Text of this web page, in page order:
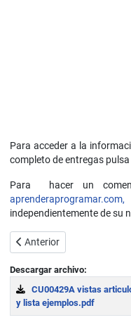
Para acceder a la
completo de entregas pulsa
Para hacer un
aprenderaprogramar.com,
independientemente de su
Artículo anterior: Vistas
Anterior
Descargar archivo:
CU00429A vistas
y lista ejemplos.pdf